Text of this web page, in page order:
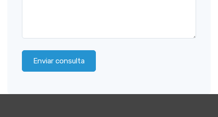
Enviar consulta